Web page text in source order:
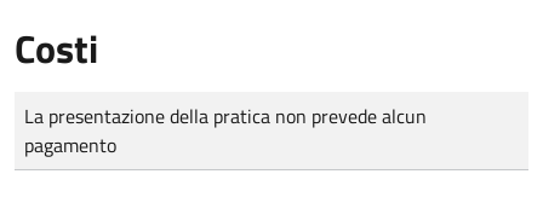
Costi
Tipo di pagamento
Importo
La presentazione della pratica non prevede alcun
pagamento